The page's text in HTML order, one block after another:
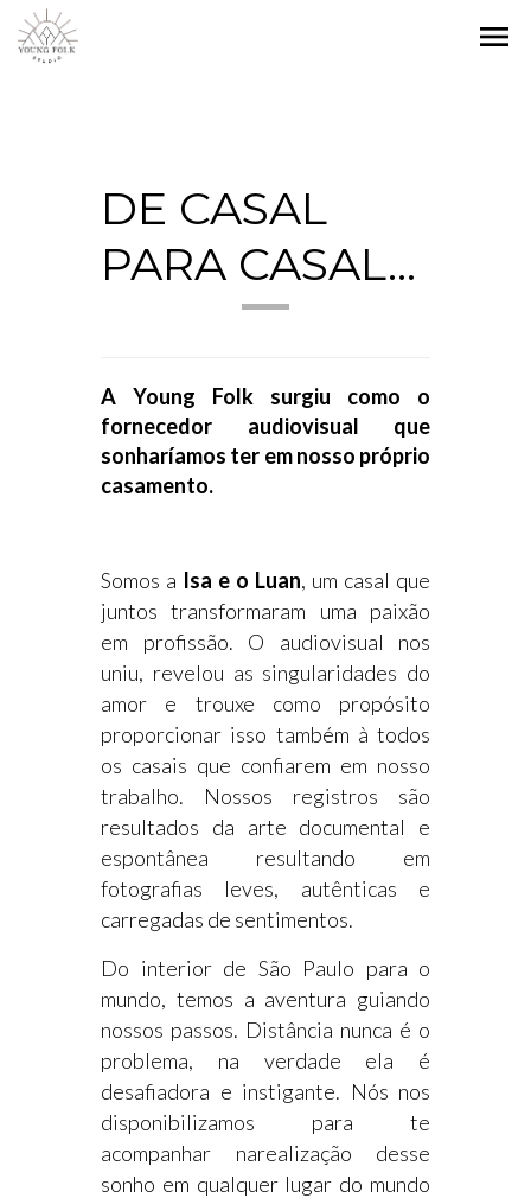
menu
DE CASAL
PARA CASAL...
A Young Folk surgiu como o
fornecedor audiovisual que
sonharíamos ter em nosso próprio
casamento.
Somos a Isa e o Luan, um casal que
juntos transformaram uma paixão
em profissão. O audiovisual nos
uniu, revelou as singularidades do
amor e trouxe como propósito
proporcionar isso também à todos
os casais que confiarem em nosso
trabalho. Nossos registros são
resultados da arte documental e
espontânea resultando em
fotografias leves, autênticas e
carregadas de sentimentos.
Do interior de São Paulo para o
mundo, temos a aventura guiando
nossos passos. Distância nunca é o
problema, na verdade ela é
desafiadora e instigante. Nós nos
disponibilizamos para te
acompanhar narealização desse
sonho em qualquer lugar do mundo